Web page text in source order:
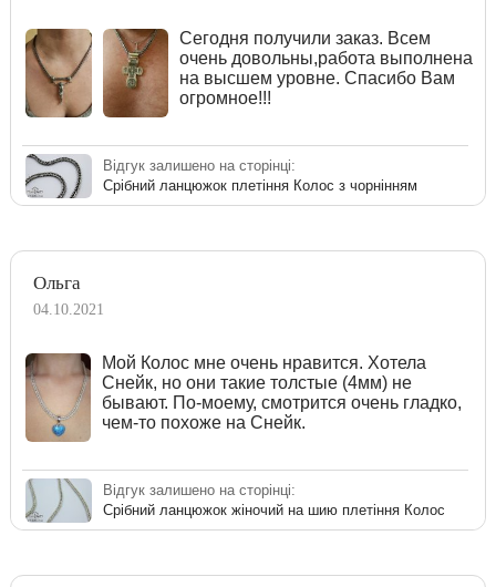
Сегодня получили заказ. Всем
очень довольны,работа выполнена
на высшем уровне. Спасибо Вам
огромное!!!
Відгук залишено на сторінці:
Срібний ланцюжок плетіння Колос з чорнінням
Ольга
04.10.2021
Мой Колос мне очень нравится. Хотела
Снейк, но они такие толстые (4мм) не
бывают. По-моему, смотрится очень гладко,
чем-то похоже на Снейк.
Відгук залишено на сторінці:
Срібний ланцюжок жіночий на шию плетіння Колос